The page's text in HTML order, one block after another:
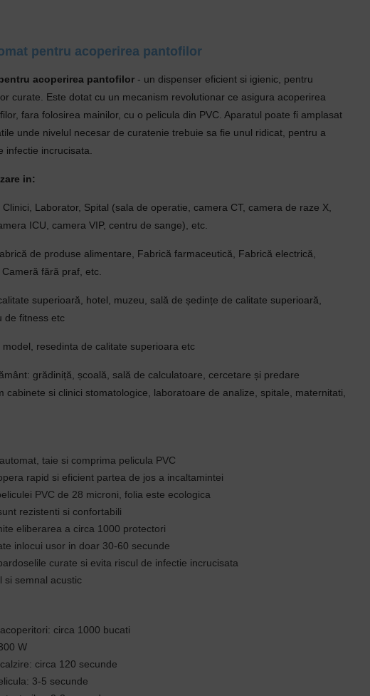
pentru acoperirea pantofilor
acoperirea pantofilor - un dispenser eficient si igienic, pentru
curate. Este dotat cu un mecanism revolutionar ce asigura acoperirea
fara folosirea mainilor, cu o pelicula din PVC. Aparatul poate fi amplasat
unde nivelul necesar de curatenie trebuie sa fie unul ridicat, pentru a
infectie incrucisata.
in:
Laborator, Spital (sala de operatie, camera CT, camera de raze X,
ICU, camera VIP, centru de sange), etc.
de produse alimentare, Fabrică farmaceutică, Fabrică electrică,
fără praf, etc.
superioară, hotel, muzeu, sală de ședințe de calitate superioară,
de fitness etc
resedinta de calitate superioara etc
grădiniță, școală, sală de calculatoare, cercetare și predare
cabinete si clinici stomatologice, laboratoare de analize, spitale, maternitati,
taie si comprima pelicula PVC
rapid si eficient partea de jos a incaltamintei
PVC de 28 microni, folia este ecologica
rezistenti si confortabili
eliberarea a circa 1000 protectori
inlocui usor in doar 30-60 secunde
curate si evita riscul de infectie incrucisata
si semnal acustic
circa 1000 bucati
W
circa 120 secunde
3-5 secunde